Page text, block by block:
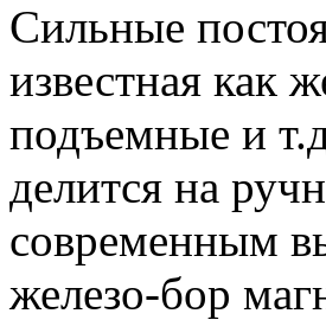
Сильные
известная как
подъемные и
делится на
современным
железо-бор